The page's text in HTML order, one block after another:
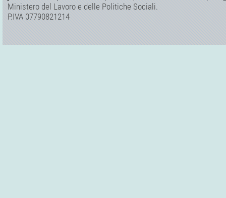
Ministero del Lavoro e delle Politiche Sociali.
P.IVA 07790821214